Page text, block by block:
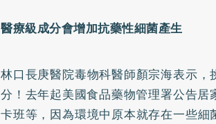
醫療級成分會增加抗藥性細菌產生
林口長庚醫院毒物科醫師顏宗海表示
分！去年起美國食品藥物管理署公告
卡班等，因為環境中原本就存在一些